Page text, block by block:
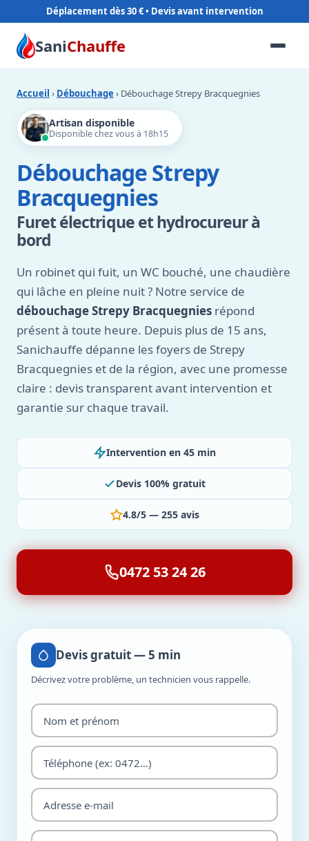
Déplacement dès 30 €
SaniChauffe
Accueil › Débouchage › Débouchage Strepy Bracquegnies
Artisan disponible
Disponible chez vous à 18h15
Débouchage Strepy
Bracquegnies
Furet électrique et hydrocureur à
bord
Un robinet qui fuit, un WC bouché, une chaudière
qui lâche en pleine nuit ? Notre service de
débouchage Strepy Bracquegnies répond
présent à toute heure. Depuis plus de 15 ans,
Sanichauffe dépanne les foyers de Strepy
Bracquegnies et de la région, avec une promesse
claire : devis transparent avant intervention et
garantie sur chaque travail.
Intervention en 45 min
Devis 100% gratuit
4.8/5 — 255 avis
0472 53 24 26
Devis gratuit — 5 min
Décrivez votre problème, un technicien vous rappelle.